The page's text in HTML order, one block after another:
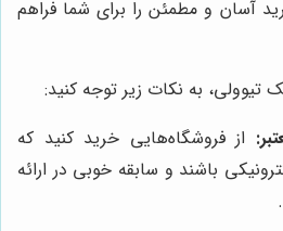
آسان و مطمئن را برای شما فراهم
تیوولی، به نکات زیر توجه کنید:
از فروشگاه‌هایی خرید کنید که
باشند و سابقه خوبی در ارائه